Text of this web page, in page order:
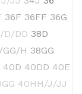
36F 36FF 36G
D/DD 38D
GG/H 38GG
40D 40DD 40E
40HH/J/JJ